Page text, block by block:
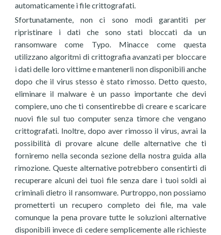
automaticamente i file crittografati.
Sfortunatamente, non ci sono modi garantiti per
ripristinare i dati che sono stati bloccati da un
ransomware come Typo. Minacce come questa
utilizzano algoritmi di crittografia avanzati per bloccare
i dati delle loro vittime e mantenerli non disponibili anche
dopo che il virus stesso è stato rimosso. Detto questo,
eliminare il malware è un passo importante che devi
compiere, uno che ti consentirebbe di creare e scaricare
nuovi file sul tuo computer senza timore che vengano
crittografati. Inoltre, dopo aver rimosso il virus, avrai la
possibilità di provare alcune delle alternative che ti
forniremo nella seconda sezione della nostra guida alla
rimozione. Queste alternative potrebbero consentirti di
recuperare alcuni dei tuoi file senza dare i tuoi soldi ai
criminali dietro il ransomware. Purtroppo, non possiamo
prometterti un recupero completo dei file, ma vale
comunque la pena provare tutte le soluzioni alternative
disponibili invece di cedere semplicemente alle richieste